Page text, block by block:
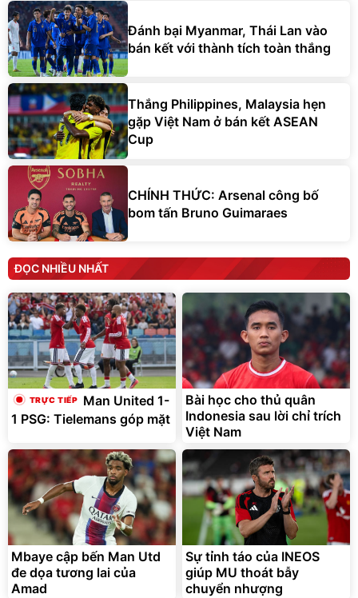
Đánh bại Myanmar, Thái Lan vào
bán kết với thành tích toàn thắng
Thắng Philippines, Malaysia hẹn
gặp Việt Nam ở bán kết ASEAN
Cup
CHÍNH THỨC: Arsenal công bố
bom tấn Bruno Guimaraes
ĐỌC NHIỀU NHẤT
Man United 1-
1 PSG: Tielemans góp mặt
Bài học cho thủ quân
Indonesia sau lời chỉ trích
Việt Nam
Mbaye cập bến Man Utd
đe dọa tương lai của
Amad
Sự tỉnh táo của INEOS
giúp MU thoát bẫy
chuyển nhượng